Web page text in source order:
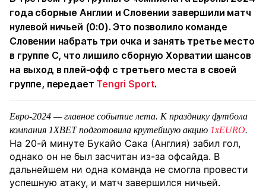
года сборные Англии и Словении завершили матч
нулевой ничьей (0:0). Это позволило команде
Словении набрать три очка и занять третье место
в группе C, что лишило сборную Хорватии шансов
на выход в плей-офф с третьего места в своей
группе, передает Tengri Sport.
Евро-2024 — главное событие лета. К празднику футбола
компания 1XBET подготовила крутейшую акцию 1xEURO.
На 20-й минуте Букайо Сака (Англия) забил гол,
однако он не был засчитан из-за офсайда. В
дальнейшем ни одна команда не смогла провести
успешную атаку, и матч завершился ничьей.